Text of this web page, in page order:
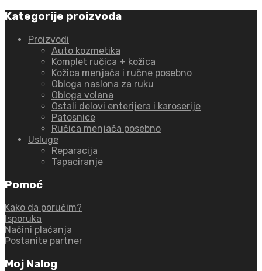
Kategorije proizvoda
Proizvodi
Auto kozmetika
Komplet ručica + kožica
Kožica menjača i ručne posebno
Obloga naslona za ruku
Obloga volana
Ostali delovi enterijera i karoserije
Patosnice
Ručica menjača posebno
Usluge
Reparacija
Tapaciranje
Pomoć
Kako da poručim?
Isporuka
Načini plaćanja
Postanite partner
Moj Nalog